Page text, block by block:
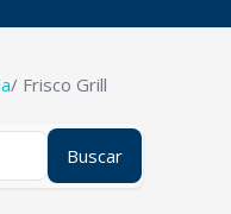
/ Frisco Grill
Buscar